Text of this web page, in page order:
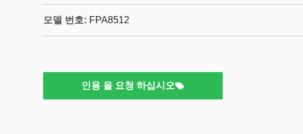
모델 번호: FPA8512
인용 을 요청 하십시오